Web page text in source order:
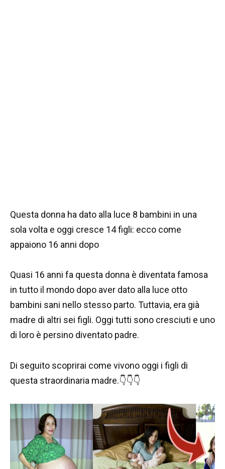
Questa donna ha dato alla luce 8 bambini in una
sola volta e oggi cresce 14 figli: ecco come
appaiono 16 anni dopo
Quasi 16 anni fa questa donna è diventata famosa
in tutto il mondo dopo aver dato alla luce otto
bambini sani nello stesso parto. Tuttavia, era già
madre di altri sei figli. Oggi tutti sono cresciuti e uno
di loro è persino diventato padre.
Di seguito scoprirai come vivono oggi i figli di
questa straordinaria madre.👇👇👇